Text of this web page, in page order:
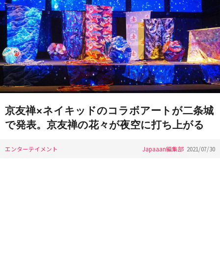
京友禅×ネイキッドのコラボアートが二条城
で発表。京友禅の花々が夜空に打ち上がる
エンターテイメント Japaaan編集部 2021/07/30